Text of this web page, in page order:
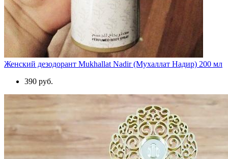
Женский дезодорант Mukhallat Nadir (Мухаллат Надир) 200 мл
390 руб.